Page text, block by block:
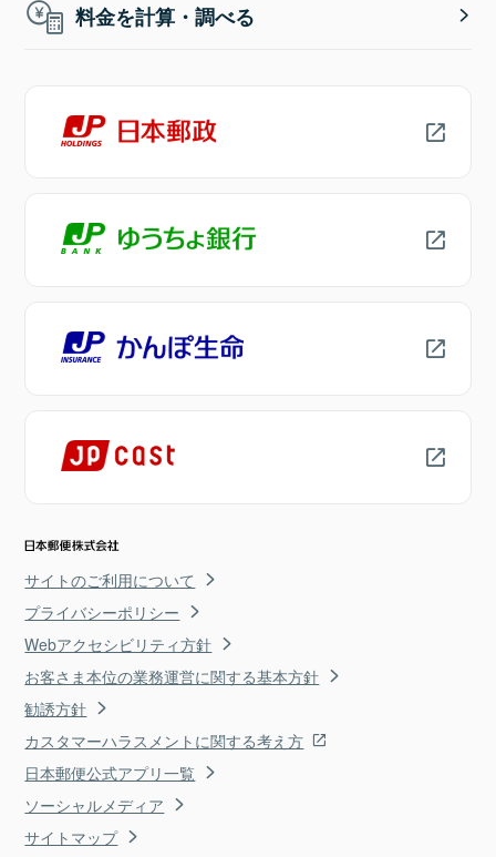
料金を計算・調べる
サイトのご利用について
プライバシーポリシー
Webアクセシビリティ方針
お客さま本位の業務運営に関する基本方針
勧誘方針
カスタマーハラスメントに関する考え方
日本郵便公式アプリ一覧
ソーシャルメディア
サイトマップ